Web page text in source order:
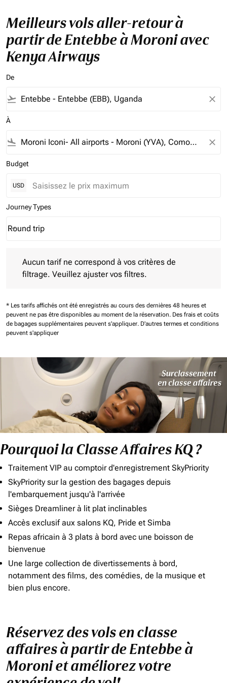
Meilleurs vols aller-retour à
partir de Entebbe à Moroni avec
Kenya Airways
De
flight_takeoff close
À
flight_land close
Budget
USD
Journey Types
Journey Types option Round trip Selected
Round trip
keyboard_arrow_down
Aucun tarif ne correspond à vos critères de
filtrage. Veuillez ajuster vos filtres.
* Les tarifs affichés ont été enregistrés au cours des dernières 48 heures et
peuvent ne pas être disponibles au moment de la réservation. Des frais et coûts
de bagages supplémentaires peuvent s'appliquer. D'autres termes et conditions
peuvent s'appliquer
Pourquoi la Classe Affaires KQ ?
Traitement VIP au comptoir d'enregistrement SkyPriority
SkyPriority sur la gestion des bagages depuis
l'embarquement jusqu'à l'arrivée
Sièges Dreamliner à lit plat inclinables
Accès exclusif aux salons KQ, Pride et Simba
Repas africain à 3 plats à bord avec une boisson de
bienvenue
Une large collection de divertissements à bord,
notamment des films, des comédies, de la musique et
bien plus encore.
Réservez des vols en classe
affaires à partir de Entebbe à
Moroni et améliorez votre